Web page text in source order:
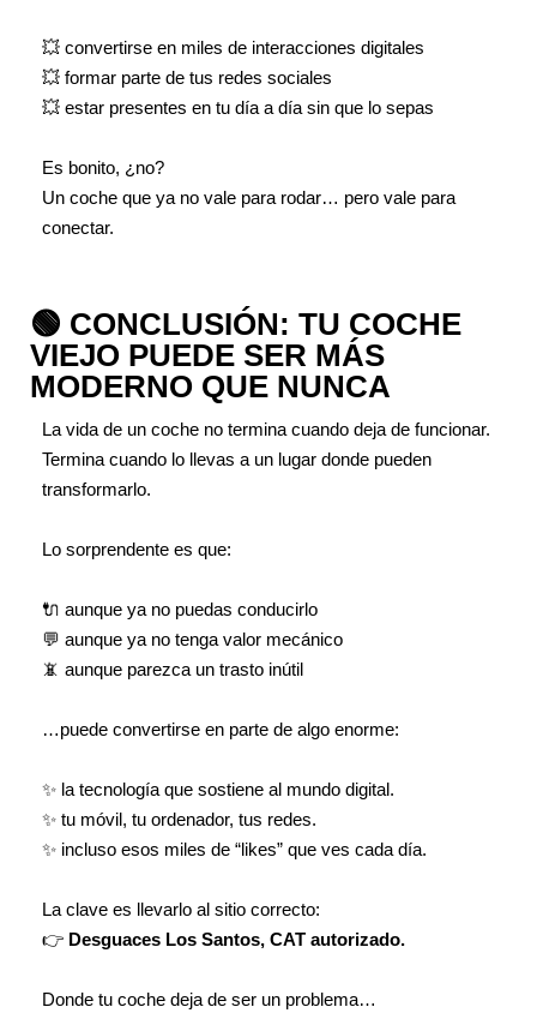
💥 convertirse en miles de interacciones digitales
💥 formar parte de tus redes sociales
💥 estar presentes en tu día a día sin que lo sepas
Es bonito, ¿no?
Un coche que ya no vale para rodar… pero vale para
conectar.
🟢 CONCLUSIÓN: TU COCHE
VIEJO PUEDE SER MÁS
MODERNO QUE NUNCA
La vida de un coche no termina cuando deja de funcionar.
Termina cuando lo llevas a un lugar donde pueden
transformarlo.
Lo sorprendente es que:
🔌 aunque ya no puedas conducirlo
💬 aunque ya no tenga valor mecánico
📵 aunque parezca un trasto inútil
…puede convertirse en parte de algo enorme:
✨ la tecnología que sostiene al mundo digital.
✨ tu móvil, tu ordenador, tus redes.
✨ incluso esos miles de “likes” que ves cada día.
La clave es llevarlo al sitio correcto:
👉 Desguaces Los Santos, CAT autorizado.
Donde tu coche deja de ser un problema…